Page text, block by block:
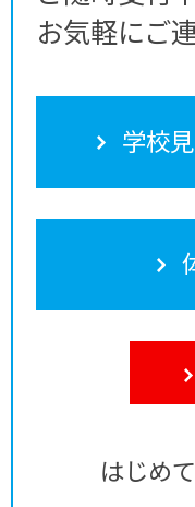
お気軽にご
学校
はじめ